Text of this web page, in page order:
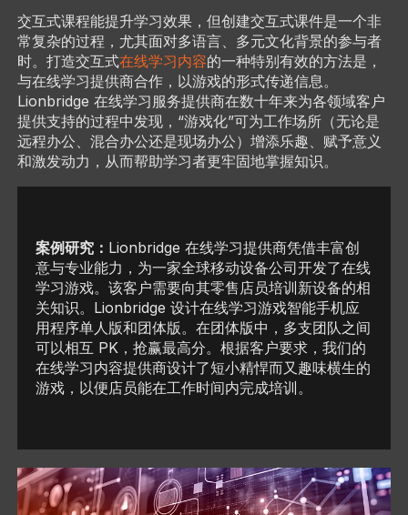
交互式课程能提升学习效果，但创建交互式课件是一个非
常复杂的过程，尤其面对多语言、多元文化背景的参与者
时。打造交互式在线学习内容的一种特别有效的方法是，
与在线学习提供商合作，以游戏的形式传递信息。
Lionbridge 在线学习服务提供商在数十年来为各领域客户
提供支持的过程中发现，“游戏化”可为工作场所（无论是
远程办公、混合办公还是现场办公）增添乐趣、赋予意义
和激发动力，从而帮助学习者更牢固地掌握知识。
案例研究： Lionbridge 在线学习提供商凭借丰富创
意与专业能力，为一家全球移动设备公司开发了在线
学习游戏。该客户需要向其零售店员培训新设备的相
关知识。Lionbridge 设计在线学习游戏智能手机应
用程序单人版和团体版。在团体版中，多支团队之间
可以相互 PK，抢赢最高分。根据客户要求，我们的
在线学习内容提供商设计了短小精悍而又趣味横生的
游戏，以便店员能在工作时间内完成培训。